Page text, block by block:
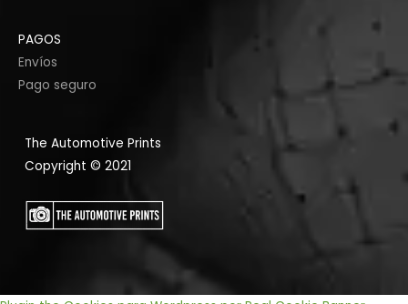
PAGOS
Envíos
Pago seguro
The Automotive Prints
Copyright © 2021